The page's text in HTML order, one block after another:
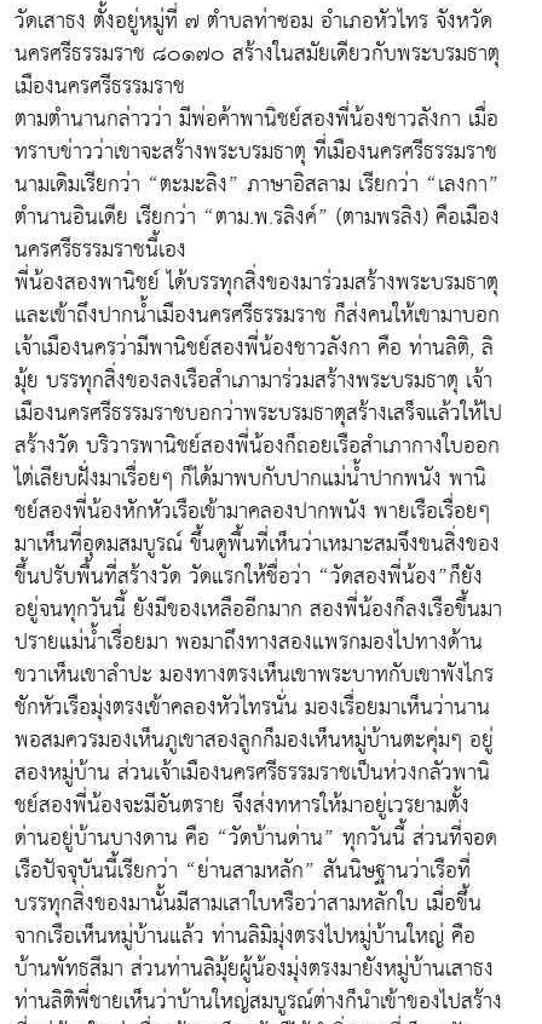
วัดเสาธง ตั้งอยู่หมู่ที่ ๗ ตำบลท่าซอม อำเภอหัวไทร จังหวัด
นครศรีธรรมราช ๘๐๑๗๐ สร้างในสมัยเดียวกับพระบรมธาตุ
เมืองนครศรีธรรมราช
ตามตำนานกล่าวว่า มีพ่อค้าพานิชย์สองพี่น้องชาวลังกา เมื่อ
ทราบข่าวว่าเขาจะสร้างพระบรมธาตุ ที่เมืองนครศรีธรรมราช
นามเดิมเรียกว่า “ตะมะลิง” ภาษาอิสลาม เรียกว่า “เลงกา”
ตำนานอินเดีย เรียกว่า “ตาม.พ.รลิงค์” (ตามพรลิง) คือเมือง
นครศรีธรรมราชนี้เอง
พี่น้องสองพานิชย์ ได้บรรทุกสิ่งของมาร่วมสร้างพระบรมธาตุ
และเข้าถึงปากน้ำเมืองนครศรีธรรมราช ก็ส่งคนให้เขามาบอก
เจ้าเมืองนครว่ามีพานิชย์สองพี่น้องชาวลังกา คือ ท่านลิติ, ลิ
มุ้ย บรรทุกสิ่งของลงเรือสำเภามาร่วมสร้างพระบรมธาตุ เจ้า
เมืองนครศรีธรรมราชบอกว่าพระบรมธาตุสร้างเสร็จแล้วให้ไป
สร้างวัด บริวารพานิชย์สองพี่น้องก็ถอยเรือสำเภากางใบออก
ไต่เลียบฝั่งมาเรื่อยๆ ก็ได้มาพบกับปากแม่น้ำปากพนัง พานิ
ชย์สองพี่น้องหักหัวเรือเข้ามาคลองปากพนัง พายเรือเรื่อยๆ
มาเห็นที่อุดมสมบูรณ์ ขึ้นดูพื้นที่เห็นว่าเหมาะสมจึงขนสิ่งของ
ขึ้นปรับพื้นที่สร้างวัด วัดแรกให้ชื่อว่า “วัดสองพี่น้อง”ก็ยัง
อยู่จนทุกวันนี้ ยังมีของเหลืออีกมาก สองพี่น้องก็ลงเรือขึ้นมา
ปรายแม่น้ำเรื่อยมา พอมาถึงทางสองแพรกมองไปทางด้าน
ขวาเห็นเขาลำปะ มองทางตรงเห็นเขาพระบาทกับเขาพังไกร
ชักหัวเรือมุ่งตรงเข้าคลองหัวไทรนั่น มองเรื่อยมาเห็นว่านาน
พอสมควรมองเห็นภูเขาสองลูกก็มองเห็นหมู่บ้านตะคุ่มๆ อยู่
สองหมู่บ้าน ส่วนเจ้าเมืองนครศรีธรรมราชเป็นห่วงกลัวพานิ
ชย์สองพี่น้องจะมีอันตราย จึงส่งทหารให้มาอยู่เวรยามตั้ง
ด่านอยู่บ้านบางดาน คือ “วัดบ้านด่าน” ทุกวันนี้ ส่วนที่จอด
เรือปัจจุบันนี้เรียกว่า “ย่านสามหลัก” สันนิษฐานว่าเรือที่
บรรทุกสิ่งของมานั้นมีสามเสาใบหรือว่าสามหลักใบ เมื่อขึ้น
จากเรือเห็นหมู่บ้านแล้ว ท่านลิมิมุ่งตรงไปหมู่บ้านใหญ่ คือ
บ้านพัทธสีมา ส่วนท่านลิมุ้ยผู้น้องมุ่งตรงมายังหมู่บ้านเสาธง
ท่านลิติพี่ชายเห็นว่าบ้านใหญ่สมบูรณ์ต่างก็นำเข้าของไปสร้าง